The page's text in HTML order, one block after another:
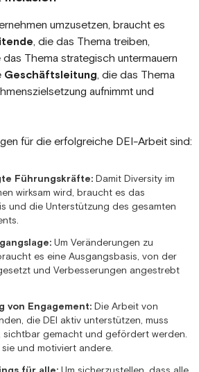
umzusetzen, braucht es
, die das Thema treiben,
das Thema strategisch untermauern
Geschäftsleitung, die das Thema
aufnimmt und
für die erfolgreiche DEI-Arbeit sind:
Führungskräfte: Damit Diversity im
wirksam wird, braucht es das
und die Unterstützung des gesamten
Um Veränderungen zu
es eine Ausgangsbasis, von der
und Verbesserungen angestrebt
von Engagement: Die Arbeit von
die DEI aktiv unterstützen, muss
sichtbar gemacht und gefördert werden.
und motiviert andere.